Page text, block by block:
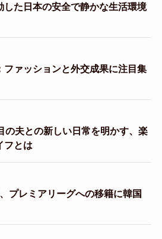
した日本の安全で静かな生活環境
ファッションと外交成果に注目集
の夫との新しい日常を明かす、楽
フとは
プレミアリーグへの移籍に韓国